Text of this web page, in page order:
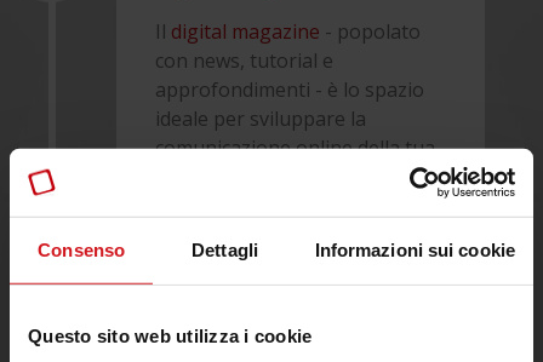
Consenso Dettagli Informazioni sui cookie
Questo sito web utilizza i cookie
Il digital magazine - popolato
con news, tutorial e
approfondimenti - è lo spazio
ideale per sviluppare la
comunicazione online della tua
azienda, esporre i frutti del tuo
marketing B2B conquista la
fiducia dei lettori con contenuti
commerciali e vendite.